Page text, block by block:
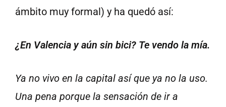
ámbito muy formal) y ha quedó así:
¿En Valencia y aún sin bici? Te vendo la mía.
Ya no vivo en la capital así que ya no la uso.
Una pena porque la sensación de ir a